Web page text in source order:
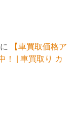
に
【車買取価格ア
！ | 車買取り カ